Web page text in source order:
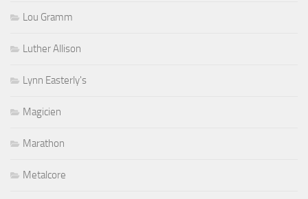
Lou Gramm
Luther Allison
Lynn Easterly's
Magicien
Marathon
Metalcore